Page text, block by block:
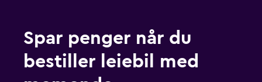
Spar penger når du
bestiller leiebil med